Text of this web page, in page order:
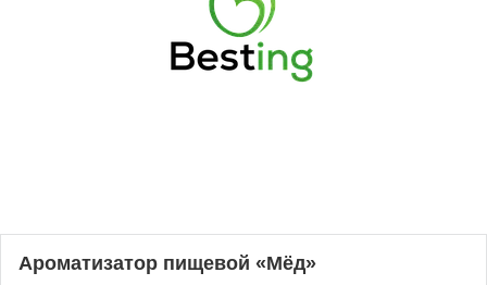
Ароматизатор пищевой «Мёд»